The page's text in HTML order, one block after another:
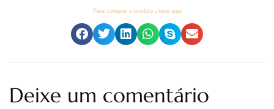
Para comprar o produto clique aqui
Deixe um comentário